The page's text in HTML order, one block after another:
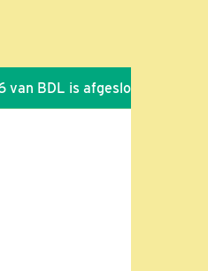
is afgesloten*